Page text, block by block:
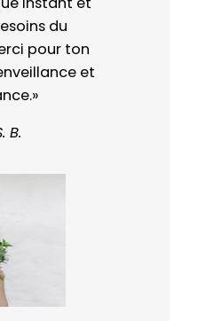
du
pour ton
et
B.